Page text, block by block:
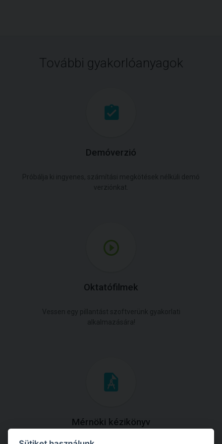
További gyakorlóanyagok
Demóverzió
Oktatófilmek
Mérnöki kézikönyv